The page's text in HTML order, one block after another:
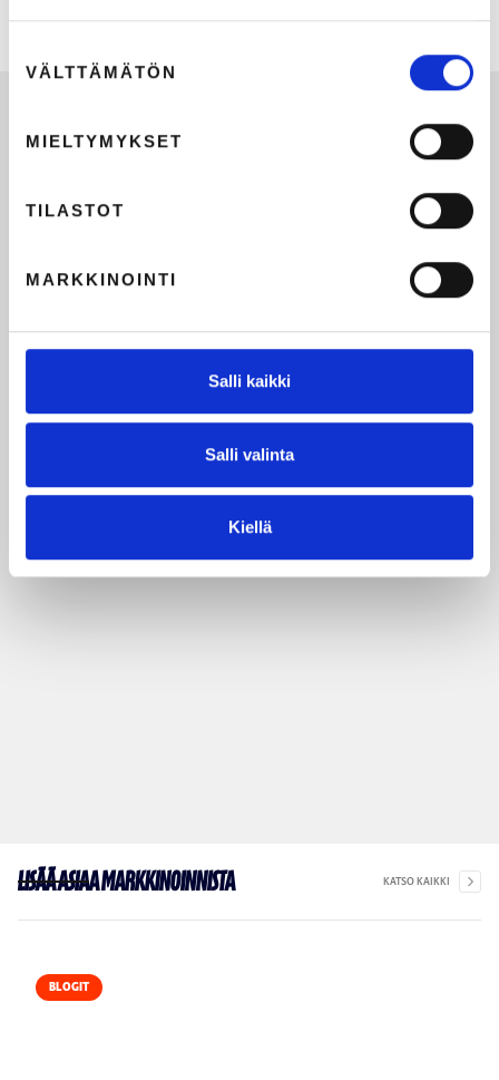
valinta
VÄLTTÄMÄTÖN
MIELTYMYKSET
TILASTOT
MARKKINOINTI
Salli kaikki
Salli valinta
Kiellä
Lisää asiaa markkinoinnista KATSO KAIKKI
BLOGIT